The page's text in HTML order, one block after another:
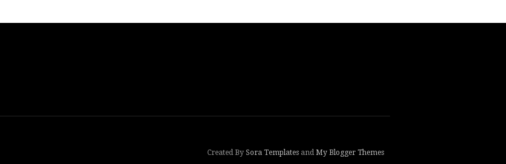
Created By Sora Templates and My Blogger Themes